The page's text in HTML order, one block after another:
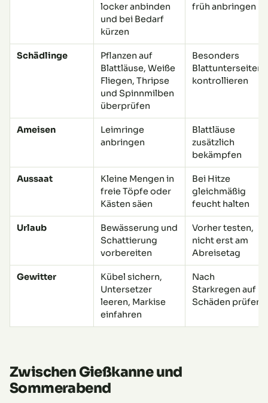
locker anbinden
und bei Bedarf
kürzen
früh anbringen
Schädlinge
Pflanzen auf
Blattläuse, Weiße
Fliegen, Thripse
und Spinnmilben
überprüfen
Besonders
Blattunterseiten
kontrollieren
Ameisen
Leimringe
anbringen
Blattläuse
zusätzlich
bekämpfen
Aussaat
Kleine Mengen in
freie Töpfe oder
Kästen säen
Bei Hitze
gleichmäßig
feucht halten
Urlaub
Bewässerung und
Schattierung
vorbereiten
Vorher testen,
nicht erst am
Abreisetag
Gewitter
Kübel sichern,
Untersetzer
leeren, Markise
einfahren
Nach
Starkregen auf
Schäden prüfen
Zwischen Gießkanne und
Sommerabend